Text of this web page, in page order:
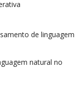
de linguagem
natural no